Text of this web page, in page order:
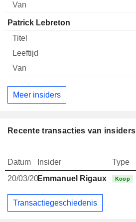
Patrick Lebreton
Meer insiders
Recente transacties van insiders
Datum Insider Type
20/03/20Emmanuel Rigaux Koop
Transactiegeschiedenis